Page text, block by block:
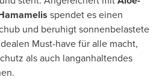
spendet es einen
und beruhigt sonnenbelastete
Must-have für alle macht,
als auch langanhaltendes